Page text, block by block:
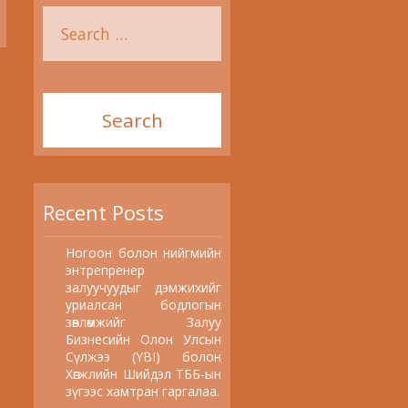
Recent Posts
Ногоон болон нийгмийн
энтрепренер
залуучуудыг дэмжихийг
уриалсан бодлогын
зөвлөмжийг Залуу
Бизнесийн Олон Улсын
Сүлжээ (YBI) болон
Хөгжлийн Шийдэл ТББ-ын
зүгээс хамтран гаргалаа.